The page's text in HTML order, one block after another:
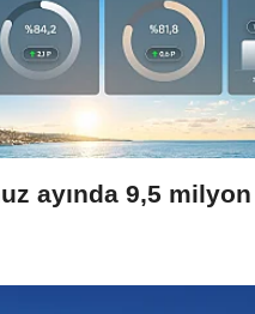
ayında 9,5